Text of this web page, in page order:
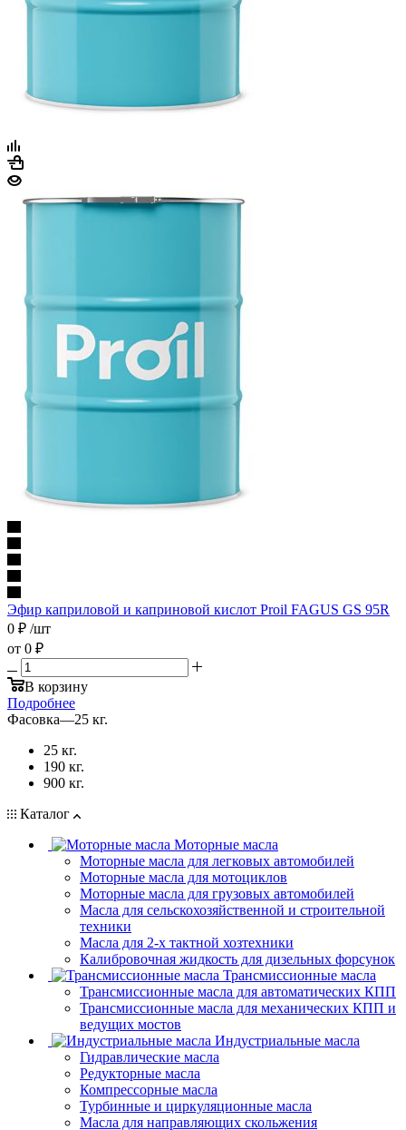
Эфир каприловой и каприновой кислот Proil FAGUS GS 95R
0 ₽ /шт
от 0 ₽
В корзину
Подробнее
Фасовка—25 кг.
25 кг.
190 кг.
900 кг.
Каталог
Моторные масла
Моторные масла для легковых автомобилей
Моторные масла для мотоциклов
Моторные масла для грузовых автомобилей
Масла для сельскохозяйственной и строительной
техники
Масла для 2-х тактной хозтехники
Калибровочная жидкость для дизельных форсунок
Трансмиссионные масла
Трансмиссионные масла для автоматических КПП
Трансмиссионные масла для механических КПП и
ведущих мостов
Индустриальные масла
Гидравлические масла
Редукторные масла
Компрессорные масла
Турбинные и циркуляционные масла
Масла для направляющих скольжения